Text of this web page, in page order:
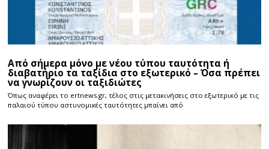
Από σήμερα μόνο με νέου τύπου ταυτότητα ή
διαβατήριο τα ταξίδια στο εξωτερικό – Όσα πρέπει
να γνωρίζουν οι ταξιδιώτες
Όπως αναφέρει το ertnews.gr, τέλος στις μετακινήσεις στο εξωτερικό με τις
παλαιού τύπου αστυνομικές ταυτότητες μπαίνει από